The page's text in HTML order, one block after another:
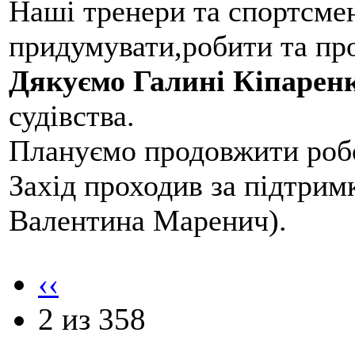
Наші тренери та
придумувати,робити та
Дякуємо Галині
судівства.
Плануємо продовжити
Захід проходив за
Валентина Маренич).
‹‹
2 из 358